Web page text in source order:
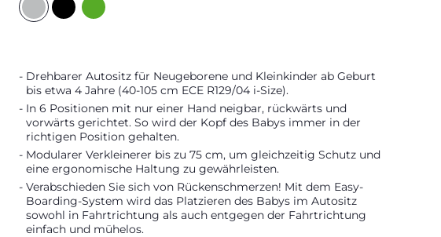
Drehbarer Autositz für Neugeborene und Kleinkinder ab Geburt
bis etwa 4 Jahre (40-105 cm ECE R129/04 i-Size).
In 6 Positionen mit nur einer Hand neigbar, rückwärts und
vorwärts gerichtet. So wird der Kopf des Babys immer in der
richtigen Position gehalten.
Modularer Verkleinerer bis zu 75 cm, um gleichzeitig Schutz und
eine ergonomische Haltung zu gewährleisten.
Verabschieden Sie sich von Rückenschmerzen! Mit dem Easy-
Boarding-System wird das Platzieren des Babys im Autositz
sowohl in Fahrtrichtung als auch entgegen der Fahrtrichtung
einfach und mühelos.